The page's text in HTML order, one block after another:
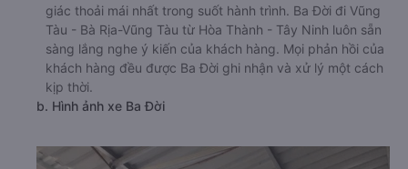
giác thoải mái nhất trong suốt hành trình. Ba Đời đi Vũng
Tàu - Bà Rịa-Vũng Tàu từ Hòa Thành - Tây Ninh luôn sẵn
sàng lắng nghe ý kiến của khách hàng. Mọi phản hồi của
khách hàng đều được Ba Đời ghi nhận và xử lý một cách
kịp thời.
b. Hình ảnh xe Ba Đời